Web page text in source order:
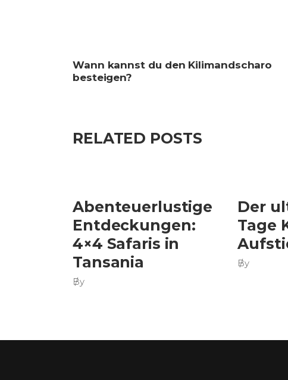
Wann kannst du den Kilimandscharo
besteigen?
RELATED POSTS
Abenteuerlustige
Entdeckungen:
4×4 Safaris in
Tansania
By
Der
Tage
By